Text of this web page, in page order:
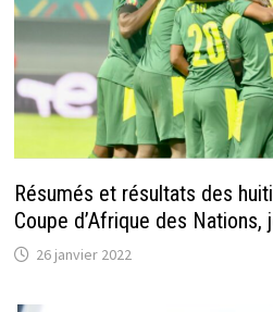
Résumés et résultats des
Coupe d’Afrique des Nations,
26 janvier 2022